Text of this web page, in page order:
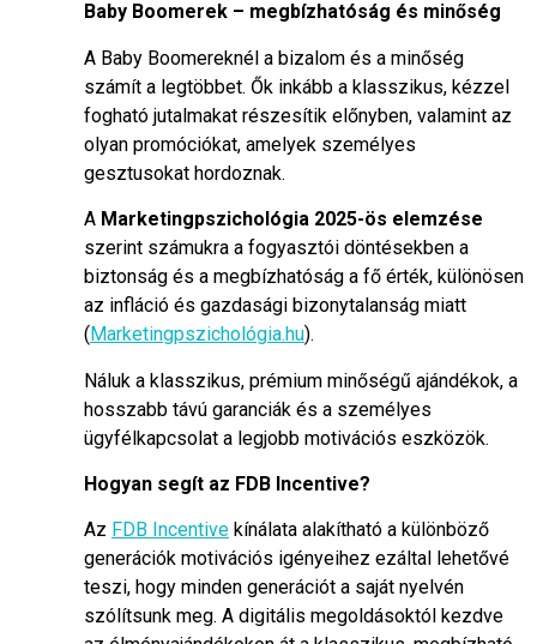
Baby Boomerek – megbízhatóság és minőség
A Baby Boomereknél a bizalom és a minőség
számít a legtöbbet. Ők inkább a klasszikus, kézzel
fogható jutalmakat részesítik előnyben, valamint az
olyan promóciókat, amelyek személyes
gesztusokat hordoznak.
A Marketingpszichológia 2025-ös elemzése
szerint számukra a fogyasztói döntésekben a
biztonság és a megbízhatóság a fő érték, különösen
az infláció és gazdasági bizonytalanság miatt
(Marketingpszichológia.hu).
Náluk a klasszikus, prémium minőségű ajándékok, a
hosszabb távú garanciák és a személyes
ügyfélkapcsolat a legjobb motivációs eszközök.
Hogyan segít az FDB Incentive?
Az FDB Incentive kínálata alakítható a különböző
generációk motivációs igényeihez ezáltal lehetővé
teszi, hogy minden generációt a saját nyelvén
szólítsunk meg. A digitális megoldásoktól kezdve